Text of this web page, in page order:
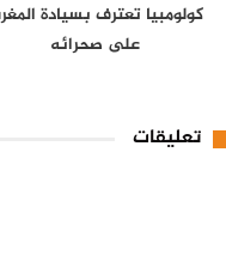
كولومبيا تعترف بسيادة
على صحرائه
تعليقات